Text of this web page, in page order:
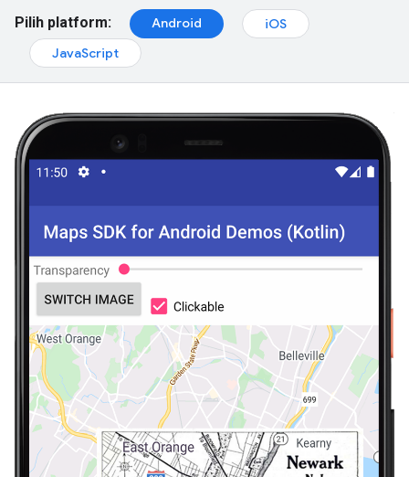
Pilih platform: Android
iOS
JavaScript